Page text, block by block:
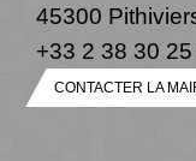
45300
+33 2 38 30
CONTACTER LA